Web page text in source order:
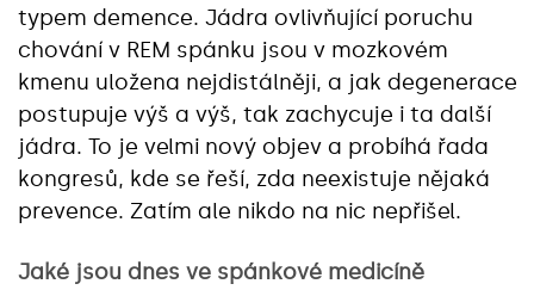
typem demence. Jádra ovlivňující poruchu
chování v REM spánku jsou v mozkovém
kmenu uložena nejdistálněji, a jak degenerace
postupuje výš a výš, tak zachycuje i ta další
jádra. To je velmi nový objev a probíhá řada
kongresů, kde se řeší, zda neexistuje nějaká
prevence. Zatím ale nikdo na nic nepřišel.
Jaké jsou dnes ve spánkové medicíně